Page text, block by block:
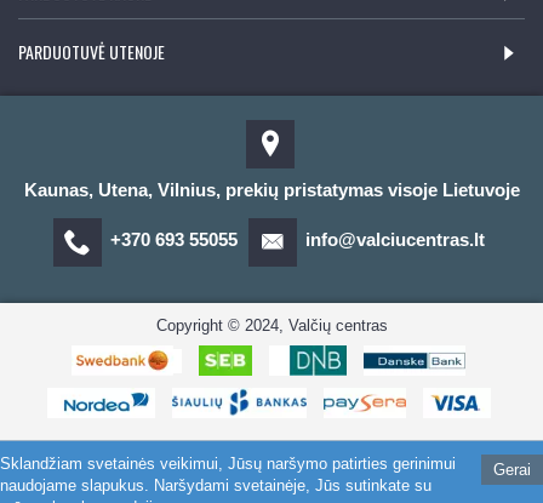
PARDUOTUVĖ UTENOJE
Kaunas, Utena, Vilnius, prekių pristatymas visoje Lietuvoje
+370 693 55055 info@valciucentras.lt
Copyright © 2024, Valčių centras
Gerai
Sklandžiam svetainės veikimui, Jūsų naršymo patirties gerinimui
naudojame slapukus. Naršydami svetainėje, Jūs sutinkate su